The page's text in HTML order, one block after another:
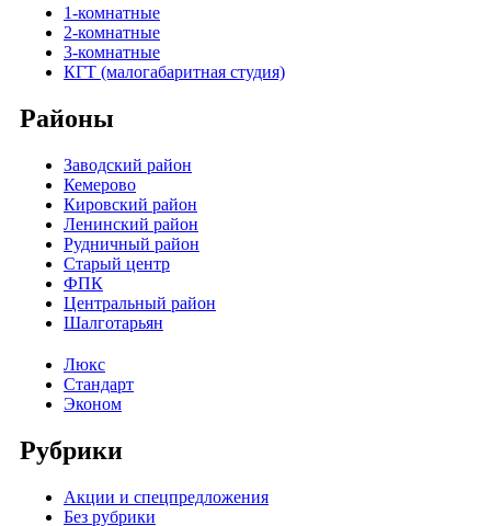
1-комнатные
2-комнатные
3-комнатные
КГТ (малогабаритная студия)
Районы
Заводский район
Кемерово
Кировский район
Ленинский район
Рудничный район
Старый центр
ФПК
Центральный район
Шалготарьян
Люкс
Стандарт
Эконом
Рубрики
Акции и спецпредложения
Без рубрики